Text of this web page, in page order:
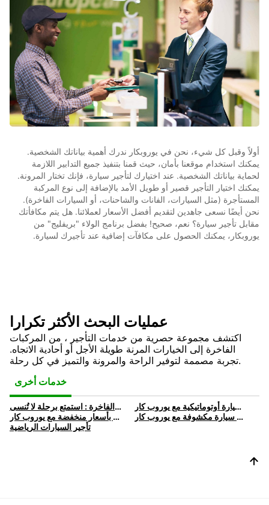
أولاً وقبل كل شيء، نحن في يوروبكار ندرك أهمية بياناتك الشخصية.
يمكنك استخدام موقعنا بأمان، حيث قمنا بتنفيذ جميع التدابير اللازمة
لحماية بياناتك الشخصية. عند اختيارك لتأجير سيارة، فإنك تختار المرونة.
يمكنك اختيار التأجير قصير أو طويل الأمد بالإضافة إلى نوع المركبة
المستأجرة (مثل السيارات، الفانات والشاحنات، أو السيارات الفاخرة).
نحن أيضًا نسعى جاهدين لتقديم أفضل الأسعار لعملائنا. هل يتم مكافأتك
مقابل تأجير سيارة؟ نعم، صحيح! بفضل برنامج الولاء "بريفليج" من
يوروبكار، يمكنك الحصول على مكافآت إضافية عند تأجيرك لسيارة.
عمليات البحث الأكثر تكرارا
اكتشف مجموعة حصرية من خدمات التأجير ، من المركبات
الفاخرة إلى الخيارات المرنة طويلة الأجل أو أحادية الاتجاه.
تجربة مصممة لتوفير الراحة والمرونة والتميز في كل رحلة.
خدمات أخرى
تأجير السيارات الفاخرة : استمتع برحلة لا تُنسى
تأجير سيارة أوتوماتيكية | استأجر سيارة أوتوماتيكية مع يوروب كار
تأجير سيارة اقتصادية | استئجار سيارة بأسعار منخفضة مع يوروب كار
تأجير سيارة مكشوفة | استأجر سيارة مكشوفة مع يوروب كار
تأجير السيارات الرياضية